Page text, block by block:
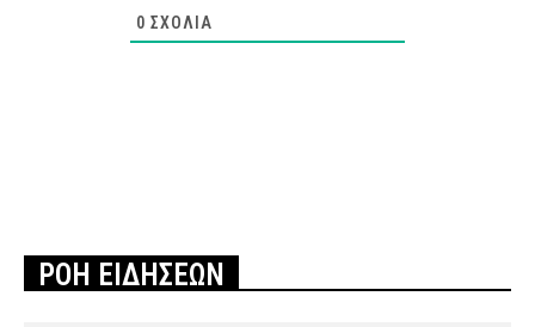
0 ΣΧΌΛΙΑ
ΡΟΗ ΕΙΔΗΣΕΩΝ